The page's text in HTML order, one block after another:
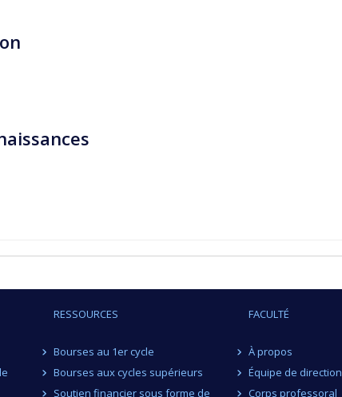
RESSOURCES
Bourses au 1er cycle
Bourses aux cycles supérieurs
Soutien financier sous forme de
FACULTÉ
À propos
Équipe de direction
Corps professoral